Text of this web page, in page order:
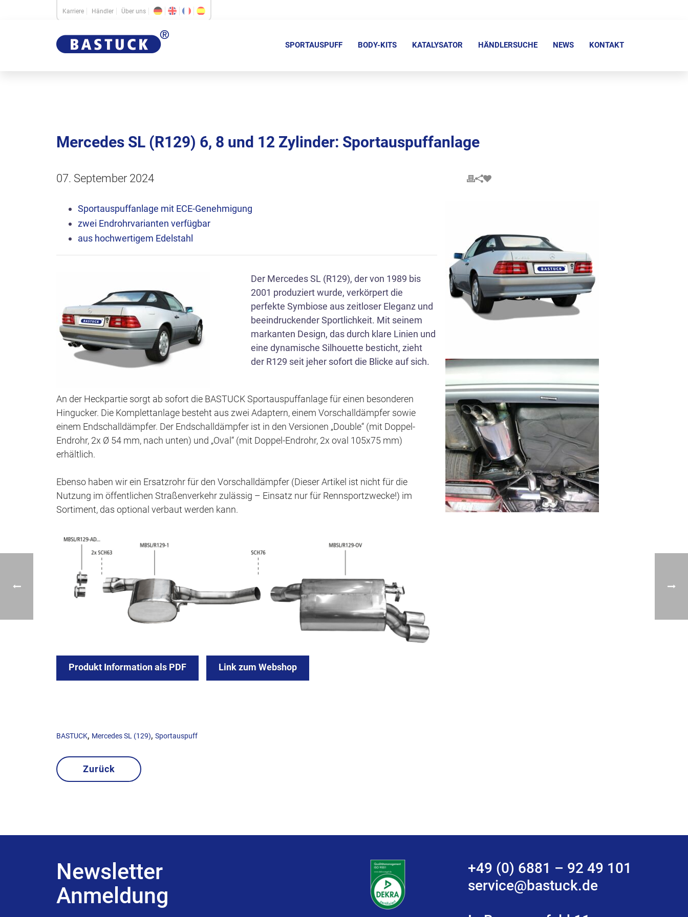
Karriere Händler Über uns
o
i
n
g
e
n
SPORTAUSPUFF BODY-KITS KATALYSATOR HÄNDLERSUCHE NEWS KONTAKT
Mercedes SL (R129) 6, 8 und 12 Zylinder: Sportauspuffanlage
07. September 2024
Sportauspuffanlage mit ECE-Genehmigung
zwei Endrohrvarianten verfügbar
aus hochwertigem Edelstahl
Der Mercedes SL (R129), der von 1989 bis
2001 produziert wurde, verkörpert die
perfekte Symbiose aus zeitloser Eleganz und
beeindruckender Sportlichkeit. Mit seinem
markanten Design, das durch klare Linien und
eine dynamische Silhouette besticht, zieht
der R129 seit jeher sofort die Blicke auf sich.
An der Heckpartie sorgt ab sofort die BASTUCK Sportauspuffanlage für einen besonderen
Hingucker. Die Komplettanlage besteht aus zwei Adaptern, einem Vorschalldämpfer sowie
einem Endschalldämpfer. Der Endschalldämpfer ist in den Versionen „Double“ (mit Doppel-
Endrohr, 2x Ø 54 mm, nach unten) und „Oval“ (mit Doppel-Endrohr, 2x oval 105x75 mm)
erhältlich.
Ebenso haben wir ein Ersatzrohr für den Vorschalldämpfer (Dieser Artikel ist nicht für die
Nutzung im öffentlichen Straßenverkehr zulässig – Einsatz nur für Rennsportzwecke!) im
Sortiment, das optional verbaut werden kann.
Produkt Information als PDF Link zum Webshop
BASTUCK, Mercedes SL (129), Sportauspuff
Zurück
Newsletter
Anmeldung
+49 (0) 6881 – 92 49 101
service@bastuck.de